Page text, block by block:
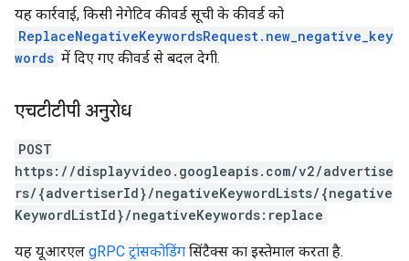
यह कार्रवाई, किसी नेगेटिव कीवर्ड सूची के कीवर्ड को
ReplaceNegativeKeywordsRequest.new_negative_key
words में दिए गए कीवर्ड से बदल देगी.
एचटीटीपी अनुरोध
POST
https://displayvideo.googleapis.com/v2/advertise
rs/{advertiserId}/negativeKeywordLists/{negative
KeywordListId}/negativeKeywords:replace
यह यूआरएल gRPC ट्रांसकोडिंग सिंटैक्स का इस्तेमाल करता है.